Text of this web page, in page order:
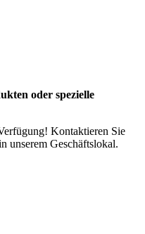
oder spezielle
Kontaktieren Sie
unserem Geschäftslokal.